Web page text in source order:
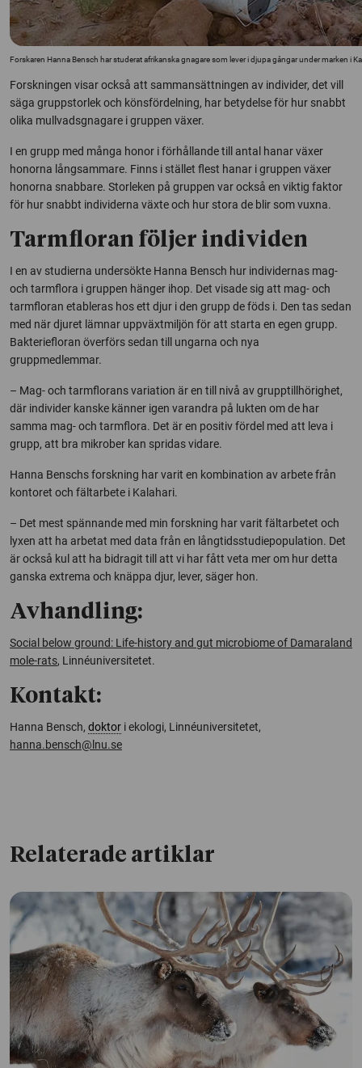
Forskaren Hanna Bensch har studerat afrikanska gnagare som lever i djupa gångar under marken i
Forskningen visar också att sammansättningen av individer, det vill
säga gruppstorlek och könsfördelning, har betydelse för hur snabbt
olika mullvadsgnagare i gruppen växer.
I en grupp med många honor i förhållande till antal hanar växer
honorna långsammare. Finns i stället flest hanar i gruppen växer
honorna snabbare. Storleken på gruppen var också en viktig faktor
för hur snabbt individerna växte och hur stora de blir som vuxna.
Tarmfloran följer individen
I en av studierna undersökte Hanna Bensch hur individernas mag-
och tarmflora i gruppen hänger ihop. Det visade sig att mag- och
tarmfloran etableras hos ett djur i den grupp de föds i. Den tas sedan
med när djuret lämnar uppväxtmiljön för att starta en egen grupp.
Bakteriefloran överförs sedan till ungarna och nya
gruppmedlemmar.
– Mag- och tarmflorans variation är en till nivå av grupptillhörighet,
där individer kanske känner igen varandra på lukten om de har
samma mag- och tarmflora. Det är en positiv fördel med att leva i
grupp, att bra mikrober kan spridas vidare.
Hanna Benschs forskning har varit en kombination av arbete från
kontoret och fältarbete i Kalahari.
– Det mest spännande med min forskning har varit fältarbetet och
lyxen att ha arbetat med data från en långtidsstudiepopulation. Det
är också kul att ha bidragit till att vi har fått veta mer om hur detta
ganska extrema och knäppa djur, lever, säger hon.
Avhandling:
Social below ground: Life-history and gut microbiome of Damaraland
mole-rats, Linnéuniversitetet.
Kontakt:
Hanna Bensch, doktor i ekologi, Linnéuniversitetet,
hanna.bensch@lnu.se
Relaterade artiklar